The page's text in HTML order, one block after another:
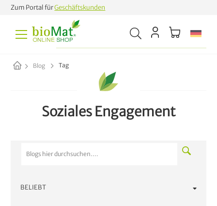
Zum Portal fürGeschäftskunden
Blog Tag
Soziales Engagement
BELIEBT